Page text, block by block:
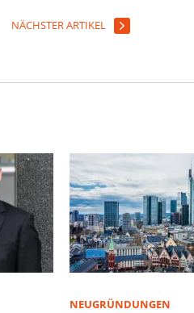
NÄCHSTER ARTIKEL
NEUGRÜNDUNGEN